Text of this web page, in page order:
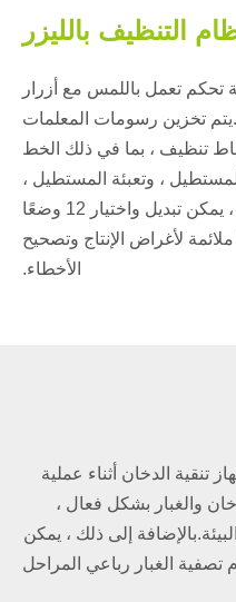
التنظيف بالليزر
تحكم تعمل باللمس مع أزرار
تخزين رسومات المعلمات
تنظيف ، بما في ذلك الخط
، وتعبئة المستطيل ،
وتعبئة الدائرة.بالإضافة إلى ذلك ، يمكن تبديل واختيار 12 وضعًا
لأغراض الإنتاج وتصحيح
الأخطاء.
تنقية الدخان أثناء عملية
والغبار بشكل فعال ،
إلى ذلك ، يمكن
الغبار رباعي المراحل